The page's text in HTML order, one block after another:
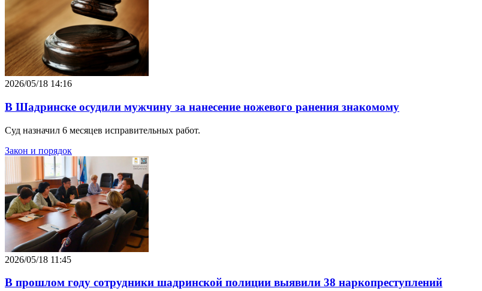
2026/05/18 14:16
В Шадринске осудили мужчину за нанесение ножевого ранения знакомому
Суд назначил 6 месяцев исправительных работ.
Закон и порядок
2026/05/18 11:45
В прошлом году сотрудники шадринской полиции выявили 38 наркопреступлений